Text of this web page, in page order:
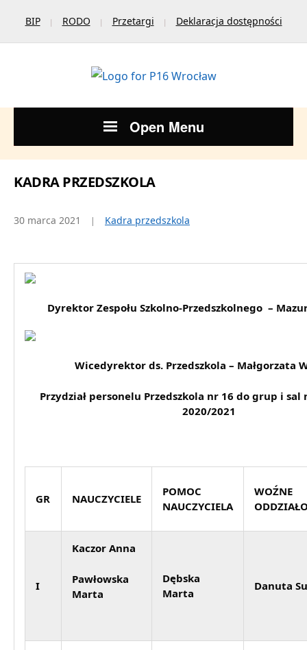
BIP RODO Przetargi Deklaracja dostępności
Open Menu
KADRA PRZEDSZKOLA
30 marca 2021 Kadra przedszkola
Dyrektor Zespołu Szkolno-Przedszkolnego –
Wicedyrektor ds. Przedszkola – Małgorzata
Przydział personelu Przedszkola nr 16 do grup i sal
2020/2021
GR NAUCZYCIELE
POMOC
NAUCZYCIELA
WOŹNE
I
Kaczor Anna
Pawłowska
Marta
Dębska
Marta
Danuta